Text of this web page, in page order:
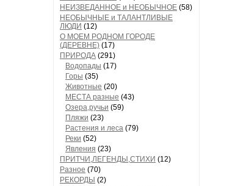
НЕИЗВЕДАННОЕ и НЕОБЫЧНОЕ (58)
НЕОБЫЧНЫЕ и ТАЛАНТЛИВЫЕ
ЛЮДИ (12)
О МОЕМ РОДНОМ ГОРОДЕ
(ДЕРЕВНЕ) (17)
ПРИРОДА (291)
Водопады (17)
Горы (35)
Животные (20)
МЕСТА разные (43)
Озера,ручьи (59)
Пляжи (23)
Растения и леса (79)
Реки (52)
Явления (23)
ПРИТЧИ,ЛЕГЕНДЫ,СТИХИ (12)
Разное (70)
РЕКОРДЫ (2)